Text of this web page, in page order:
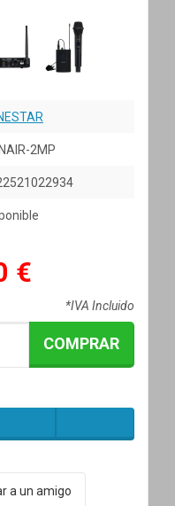
2MP
€
*IVA Incluido
COMPRAR
a un amigo